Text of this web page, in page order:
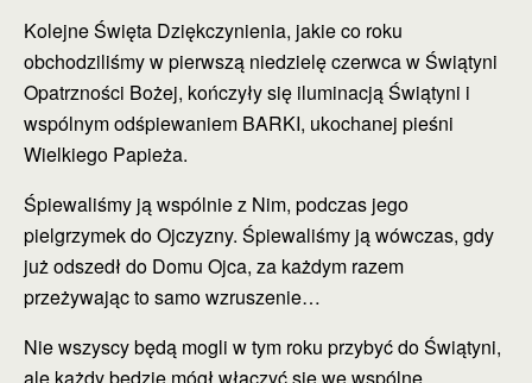
Kolejne Święta Dziękczynienia, jakie co roku
obchodziliśmy w pierwszą niedzielę czerwca w Świątyni
Opatrzności Bożej, kończyły się iluminacją Świątyni i
wspólnym odśpiewaniem BARKI, ukochanej pieśni
Wielkiego Papieża.
Śpiewaliśmy ją wspólnie z Nim, podczas jego
pielgrzymek do Ojczyzny. Śpiewaliśmy ją wówczas, gdy
już odszedł do Domu Ojca, za każdym razem
przeżywając to samo wzruszenie…
Nie wszyscy będą mogli w tym roku przybyć do Świątyni,